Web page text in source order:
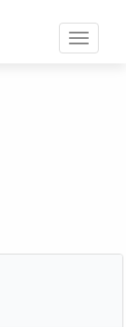
Toggle